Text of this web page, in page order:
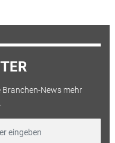
News mehr